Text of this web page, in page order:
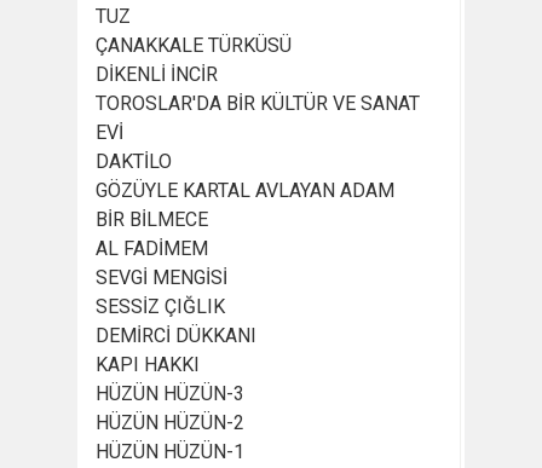
TUZ
ÇANAKKALE TÜRKÜSÜ
DİKENLİ İNCİR
TOROSLAR'DA BİR KÜLTÜR VE SANAT
EVİ
DAKTİLO
GÖZÜYLE KARTAL AVLAYAN ADAM
BİR BİLMECE
AL FADİMEM
SEVGİ MENGİSİ
SESSİZ ÇIĞLIK
DEMİRCİ DÜKKANI
KAPI HAKKI
HÜZÜN HÜZÜN-3
HÜZÜN HÜZÜN-2
HÜZÜN HÜZÜN-1